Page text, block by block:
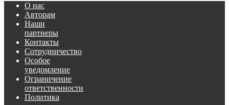
О нас
Авторам
Наши
партнеры
Контакты
Сотрудничество
Особое
уведомление
Ограничение
ответственности
Политика